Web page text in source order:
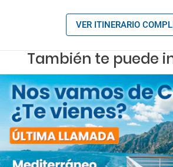
VER ITINERARIO
También te puede